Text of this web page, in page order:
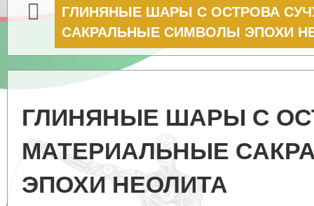
ГЛИНЯНЫЕ ШАРЫ С ОСТРОВА
САКРАЛЬНЫЕ СИМВОЛЫ ЭПОХИ
ГЛИНЯНЫЕ ШАРЫ С
МАТЕРИАЛЬНЫЕ
ЭПОХИ НЕОЛИТА